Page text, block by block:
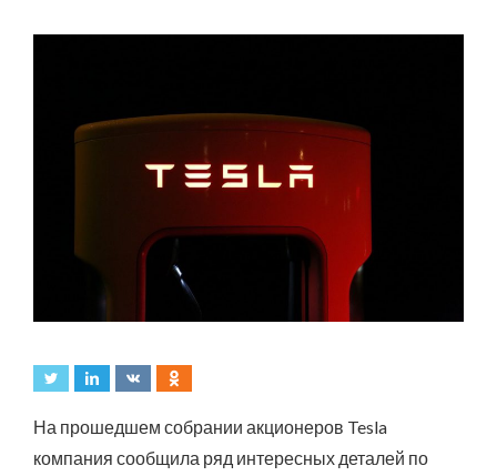
На прошедшем собрании акционеров Tesla
компания сообщила ряд интересных деталей по